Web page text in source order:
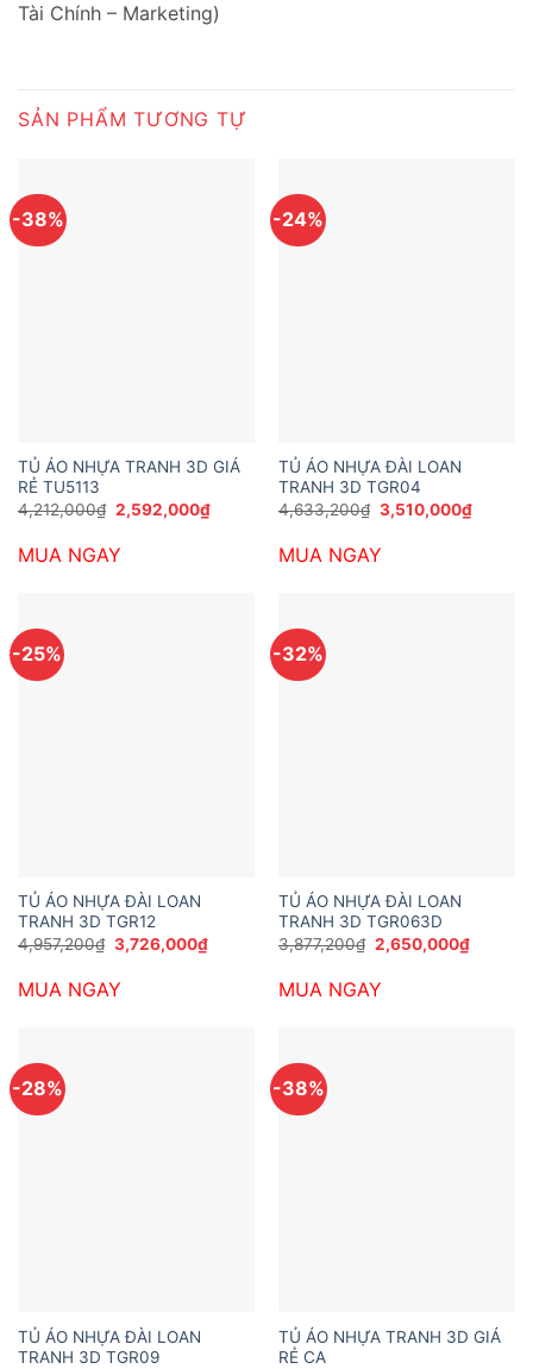
Tài Chính – Marketing)
SẢN PHẨM TƯƠNG TỰ
-38%
TỦ ÁO NHỰA TRANH 3D GIÁ
RẺ TU5113
4,212,000₫ Giá
gốc
4,212,000₫.
2,592,000₫Giá
hiện
2,592,000₫.
MUA NGAY
-24%
TỦ ÁO NHỰA ĐÀI LOAN
TRANH 3D TGR04
4,633,200₫ Giá
gốc
4,633,200₫.
3,510,000₫Giá
hiện
MUA NGAY
-25%
TỦ ÁO NHỰA ĐÀI LOAN
TRANH 3D TGR12
4,957,200₫ Giá
gốc
4,957,200₫.
3,726,000₫Giá
hiện
MUA NGAY
-32%
TỦ ÁO NHỰA ĐÀI LOAN
TRANH 3D TGR063D
3,877,200₫ Giá
gốc
3,877,200₫.
2,650,000₫Giá
hiện
MUA NGAY
-28%
TỦ ÁO NHỰA ĐÀI LOAN
TRANH 3D TGR09
-38%
TỦ ÁO NHỰA TRANH 3D GIÁ
RẺ CA